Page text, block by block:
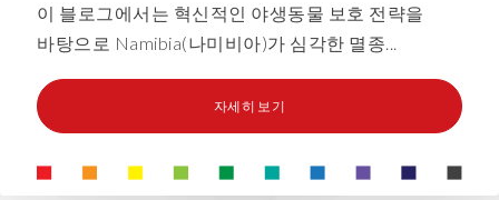
이 블로그에서는 혁신적인 야생동물 보호 전략을
바탕으로 Namibia(나미비아)가 심각한 멸종...
자세히 보기